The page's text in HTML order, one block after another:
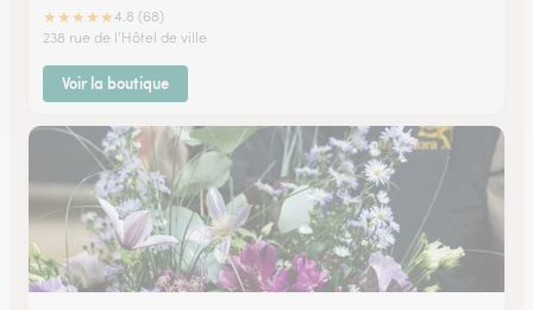
★★★★★4.8 (68)
238 rue de l'Hôtel de ville
Voir la boutique